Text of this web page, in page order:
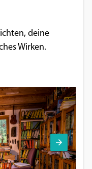
deine
Wirken.